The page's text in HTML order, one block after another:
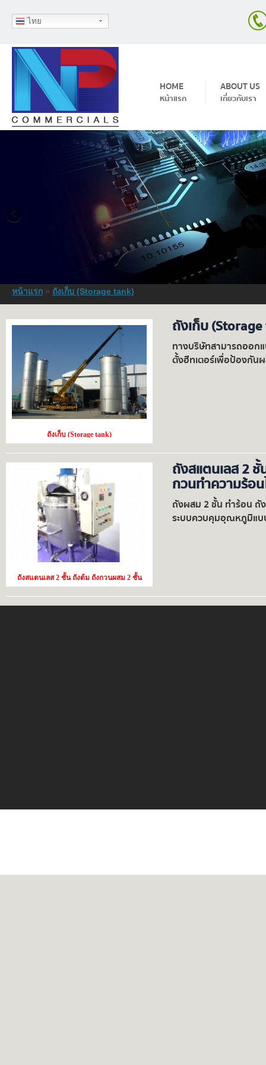
ไทย
HOME
หน้าแรก
ABOUT US
เกี่ยวกับเรา
หน้าแรก » ถังเก็บ (Storage tank)
ถังเก็บ (Storage tank)
ถังเก็บ
ทางบริษัทสามารถออก
ตั้งฮีทเตอร์เพื่อป้องกัน
ถังสแตนเลส 2 ชั้น ถังต้ม ถังกวนผสม 2 ชั้น
ได้
ถังสแตนเลส 2
กวนทำความร้อ
ถังผสม 2 ชั้น ทำร้อน ถั
ระบบควบคุมอุณหภูมิแ